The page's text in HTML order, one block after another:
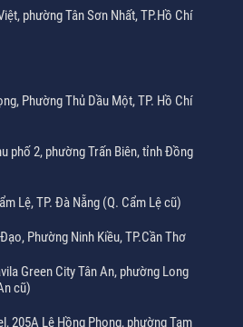
phường Tân Sơn Nhất, TP.Hồ Chí
Phường Thủ Dầu Một, TP. Hồ Chí
phố 2, phường Trấn Biên, tỉnh Đồng
Lệ, TP. Đà Nẵng (Q. Cẩm Lệ cũ)
Phường Ninh Kiều, TP.Cần Thơ
Green City Tân An, phường Long
cũ)
205A Lê Hồng Phong, phường Tam